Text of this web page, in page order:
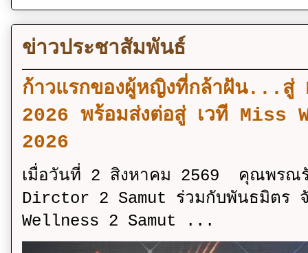
ข่าวประชาสัมพันธ์
ก้าวแรกของผู้หญิงที่กล้าฝัน...
2026 พร้อมส่งต่อสู่ เวที
2026
เมื่อวันที่ 2 สิงหาคม 2569 คุณพร
Dirctor 2 Samut ร่วมกับพันธมิตร จั
Wellness 2 Samut ...